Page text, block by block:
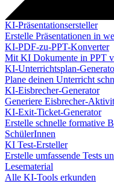
KI-Präsentationsersteller
Erstelle Präsentationen in
KI-PDF-zu-PPT-Konverter
Mit KI Dokumente in PPT
KI-Unterrichtsplan-
Plane deinen Unterricht
KI-Eisbrecher-Generator
Generiere Eisbrecher-
KI-Exit-Ticket-Generator
Erstelle schnelle formative
SchülerInnen
KI Test-Ersteller
Erstelle umfassende Tests
Lesematerial
Alle KI-Tools erkunden